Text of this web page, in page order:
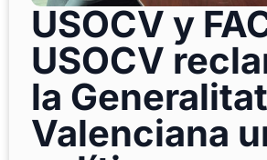
USOCV y
USOCV
la Generalitat
Valenciana